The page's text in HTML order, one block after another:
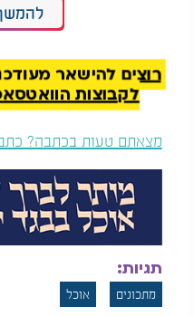
הכנת הפירות: פזרו על
פרוסות התפוח וגרגרי
סידור הדג: הניחו את
ניתן לטפטף מעט שמן
דקות, עד שהדג מבושל
הגשה: הוציאו מהתנור,
טרייה, והגישו חם לצד
טיפ: ניתן להוסיף לרוטב
טעם מתקתק יותר.אוהבי
דקות של פלפל צ'ילי אדום.
רוצים להישאר
לקבוצות הוואטסאפ של
מצאתם טעות בכתבה?
תגיות:
מתכונים אוכל